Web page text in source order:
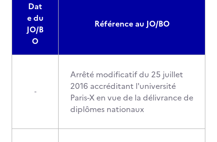
Dat
e du
JO/B
O
Référence au JO/BO
-
Arrêté modificatif du 25 juillet
2016 accréditant l'université
Paris-X en vue de la délivrance de
diplômes nationaux